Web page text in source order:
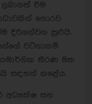
එම
තොරව
දිරිගන්වන සුළුයි.
වටිනාකම්
තීරණ මත
සඳහන් කළේය.
අධ්‍යක්ෂ සහ